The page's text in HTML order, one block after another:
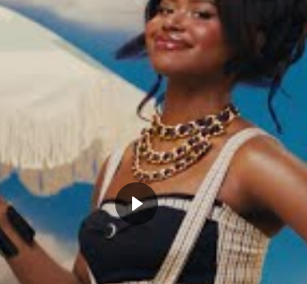
en train de perdre du terrain. Les
et jamais la ligue ne donnera
joueurs mineurs. C’est toute
fait piéger à son propre jeu.
sur le dos des joueurs, elle
et non pour raison